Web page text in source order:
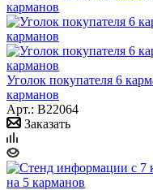
Уголок покупателя 6
карманов
Арт.: B22064
Заказать